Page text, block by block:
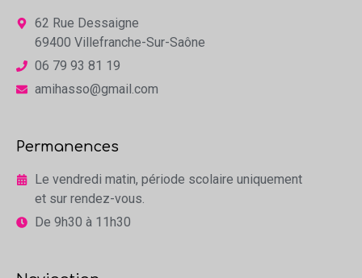
62 Rue Dessaigne
69400 Villefranche-Sur-Saône
06 79 93 81 19
amihasso@gmail.com
Permanences
Le vendredi matin, période scolaire uniquement
et sur rendez-vous.
De 9h30 à 11h30